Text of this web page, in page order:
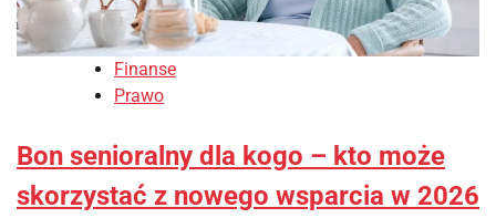
Finanse
Prawo
Bon senioralny dla kogo – kto może
skorzystać z nowego wsparcia w 2026